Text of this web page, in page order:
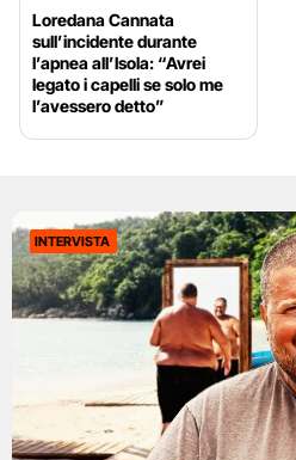
Loredana Cannata
sull’incidente durante
l’apnea all’Isola: “Avrei
legato i capelli se solo me
l’avessero detto”
INTERVISTA